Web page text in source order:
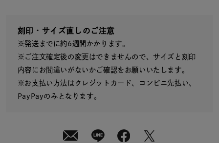
送
¥15,950 (tax
in)
刻印・サイズ直しのご注意
※発送までに約6週間かかります。
※ご注文確定後の変更はできませんので、サイズと刻印
内容にお間違いがないかご確認をお願いいたします。
※お支払い方法はクレジットカード、コンビニ先払い、
PayPayのみとなります。